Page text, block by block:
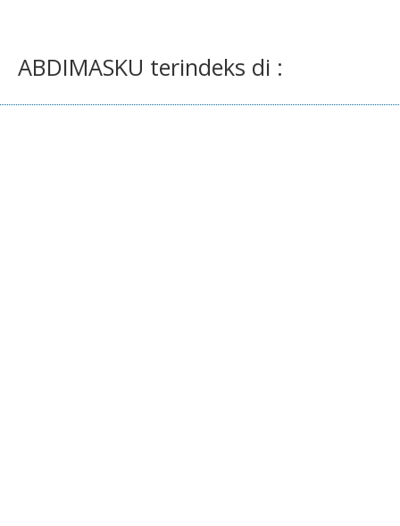
ABDIMASKU terindeks di :